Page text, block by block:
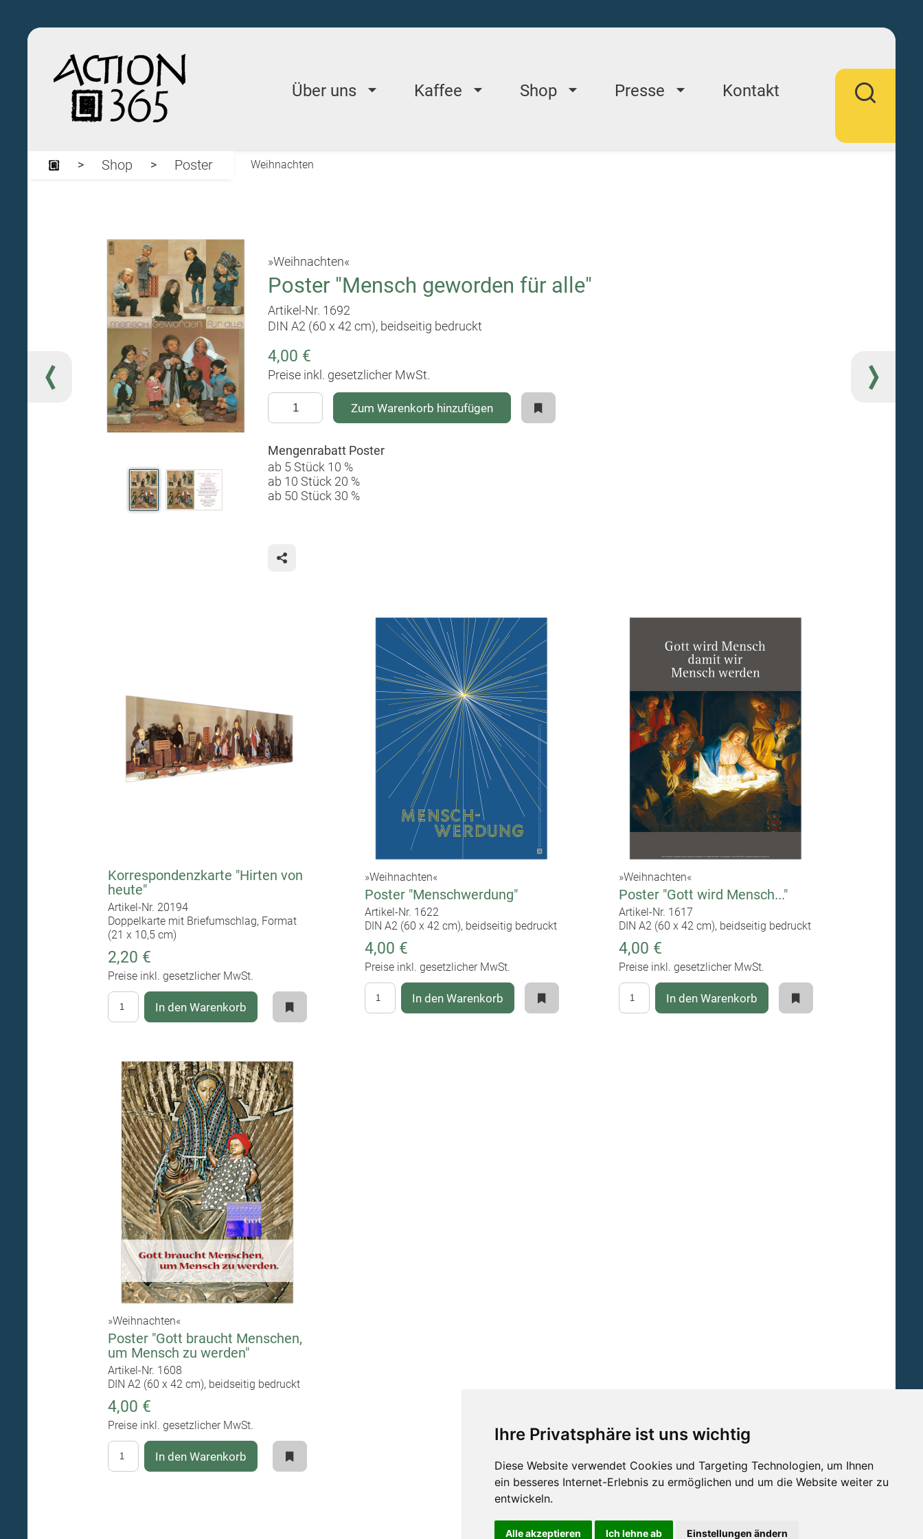
Ihre Privatsphäre ist uns wichtig
Diese Website verwendet Cookies und Targeting Technologien, um Ihnen
ein besseres Internet-Erlebnis zu ermöglichen und um die Website weiter zu
entwickeln.
Alle akzeptieren Ich lehne ab Einstellungen ändern
Über uns Kaffee Shop Presse Kontakt
Shop Poster Weihnachten
»Weihnachten«
Poster "Mensch geworden für alle"
Artikel-Nr. 1692
DIN A2 (60 x 42 cm), beidseitig bedruckt
4,00 €
Preise inkl. gesetzlicher MwSt.
Zum Warenkorb hinzufügen
Mengenrabatt Poster
ab 5 Stück 10 %
ab 10 Stück 20 %
ab 50 Stück 30 %
Korrespondenzkarte "Hirten von
heute"
Artikel-Nr. 20194
Doppelkarte mit Briefumschlag, Format
(21 x 10,5 cm)
2,20 €
Preise inkl. gesetzlicher MwSt.
In den Warenkorb
»Weihnachten«
Poster "Menschwerdung"
Artikel-Nr. 1622
DIN A2 (60 x 42 cm), beidseitig bedruckt
4,00 €
Preise inkl. gesetzlicher MwSt.
In den Warenkorb
»Weihnachten«
Poster "Gott wird Mensch..."
Artikel-Nr. 1617
DIN A2 (60 x 42 cm), beidseitig bedruckt
4,00 €
Preise inkl. gesetzlicher MwSt.
In den Warenkorb
»Weihnachten«
Poster "Gott braucht Menschen,
um Mensch zu werden"
Artikel-Nr. 1608
DIN A2 (60 x 42 cm), beidseitig bedruckt
4,00 €
Preise inkl. gesetzlicher MwSt.
In den Warenkorb
Impressum Datenschutz Barrierefreiheit